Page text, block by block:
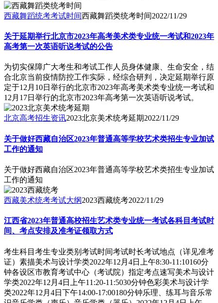
西藏舞蹈统考考试时间西藏舞蹈类统考时间2022/11/29
关于延期举行北京市2023年高考美术类专业统一考试和2023年
高考第一次英语听说考试的公告
为切实保障广大考生和考试工作人员身体健康、生命安全，结
合北京当前疫情防控工作实际，经综合研判，决定延期举行原
定于12月10日举行的北京市2023年高考美术类专业统一考试和
12月17日举行的北京市2023年高考第一次英语听说考试。
北京高考招生资讯2023北京美术统考延期2022/11/29
关于做好西藏自治区2023年普通高等学校艺术类招生专业加试
工作的通知
关于做好西藏自治区2023年普通高等学校艺术类招生专业加试
工作的通知
西藏美术统考考试大纲2023西藏统考2022/11/29
江西省2023年普通高校招生艺术类专业统一考试各科目考试时
间、考点安排及准考证领取方式
考生科目考生专业类别考试时间考试时长考试地点（详见准考
证）素描美术与设计学类2022年12月4日上午8:30-11:10160分
钟各设区市教育考试中心（考试院）指定考点速写美术与设计
学类2022年12月4日上午11:20-11:5030分钟色彩美术与设计学
类2022年12月4日下午14:00-17:00180分钟乐理、练耳与音乐常